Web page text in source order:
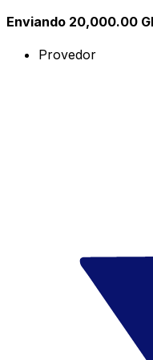
Enviando 20,000.00
Provedor